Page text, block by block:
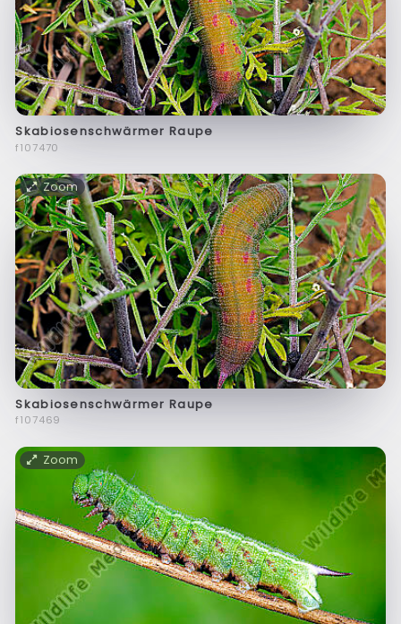
Skabiosenschwärmer Raupe
f107470
Zoom
Skabiosenschwärmer Raupe
f107469
Zoom